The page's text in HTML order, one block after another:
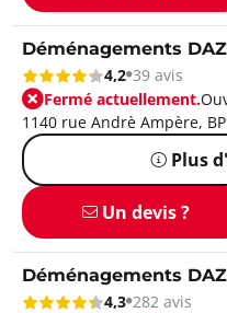
Déménagements
4,2 39 avis
Fermé actuellement.
1140 rue Andrè Ampère,
Plus
Un devis ?
Déménagements
4,3 282 avis